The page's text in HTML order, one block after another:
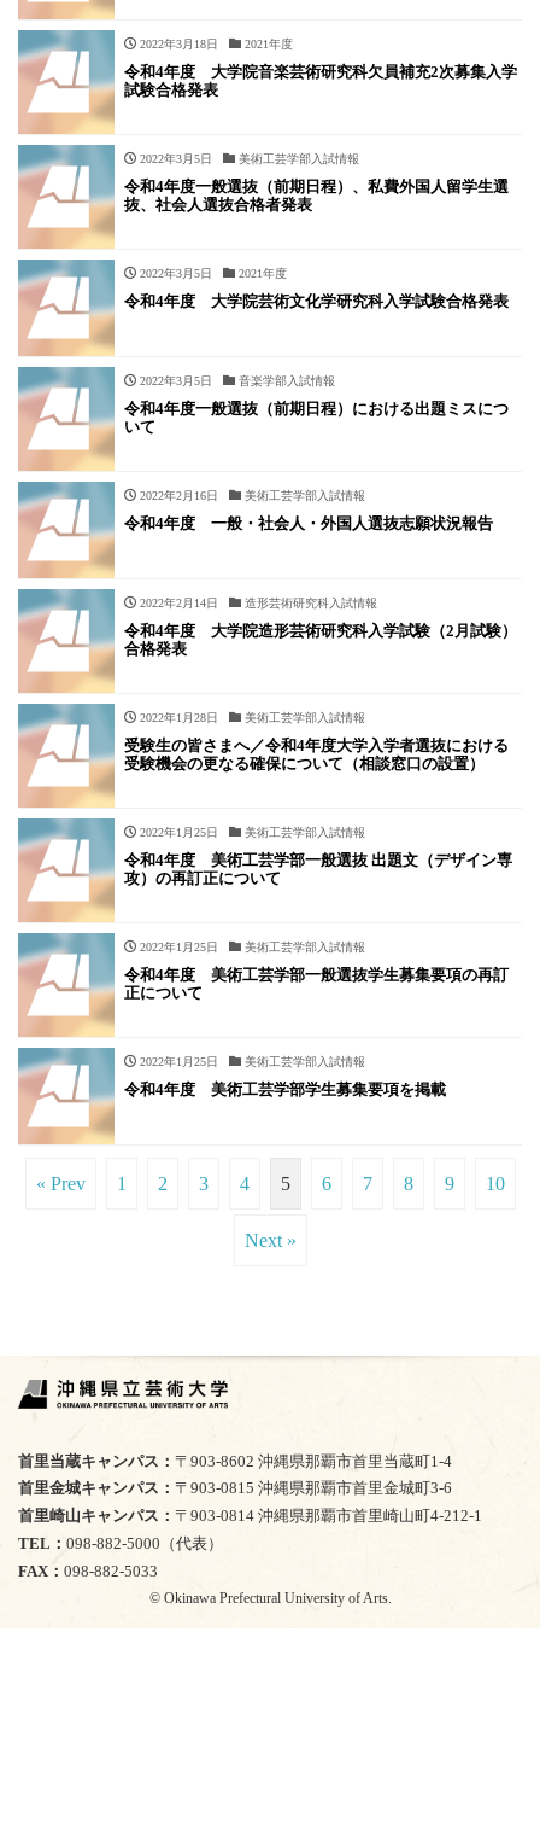
2022年3月18日 2021年度
令和4年度 大学院音楽芸術研究科欠員補充2次募集入学
試験合格発表
2022年3月5日 美術工芸学部入試情報
令和4年度一般選抜（前期日程）、私費外国人留学生選
抜、社会人選抜合格者発表
2022年3月5日 2021年度
令和4年度 大学院芸術文化学研究科入学試験合格発表
2022年3月5日 音楽学部入試情報
令和4年度一般選抜（前期日程）における出題ミスにつ
いて
2022年2月16日 美術工芸学部入試情報
令和4年度 一般・社会人・外国人選抜志願状況報告
2022年2月14日 造形芸術研究科入試情報
令和4年度 大学院造形芸術研究科入学試験（2月試験）
合格発表
2022年1月28日 美術工芸学部入試情報
受験生の皆さまへ／令和4年度大学入学者選抜における
受験機会の更なる確保について（相談窓口の設置）
2022年1月25日 美術工芸学部入試情報
令和4年度 美術工芸学部一般選抜 出題文（デザイン専
攻）の再訂正について
2022年1月25日 美術工芸学部入試情報
令和4年度 美術工芸学部一般選抜学生募集要項の再訂
正について
2022年1月25日 美術工芸学部入試情報
令和4年度 美術工芸学部学生募集要項を掲載
« Prev 1 2 3 4 5 6 7 8 9 10
Next »
TEL
098-882-5000（代表）
FAX
098-882-5033
© Okinawa Prefectural University of Arts.
首里当蔵キャンパス
〒903-8602 沖縄県那覇市首里当蔵町1-4
首里金城キャンパス
〒903-0815 沖縄県那覇市首里金城町3-6
首里崎山キャンパス
〒903-0814 沖縄県那覇市首里崎山町4-212-1